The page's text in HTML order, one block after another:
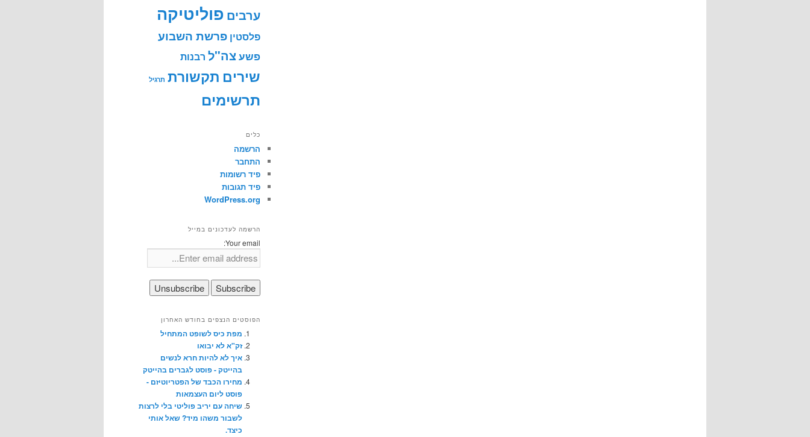
ערבים פוליטיקה
פלסטין פרשת השבוע
פשעצה"ל רבנות
שירים תקשורת תרגיל
תרשימים
כלים
הרשמה
התחבר
פיד רשומות
פיד תגובות
WordPress.org
הרשמה לעדכונים במייל
Your email:
הפוסטים הנצפים בחודש האחרון
מפת כיס לשופט המתחיל
זק"א לא יבואו
איך לא להיות חרא לנשים
בהייטק - פוסט לגברים בהייטק
מחירו הכבד של הפטריוטיזם -
פוסט ליום העצמאות
שיחה עם יריב פוליטי בלי לרצות
לשבור משהו מיד? שאל אותי
כיצד.